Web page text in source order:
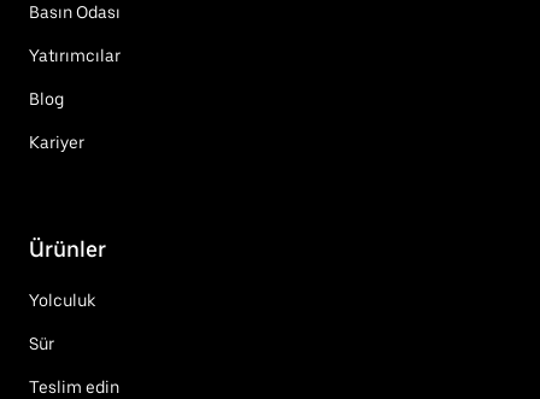
Basın Odası
Yatırımcılar
Blog
Kariyer
Ürünler
Yolculuk
Sür
Teslim edin